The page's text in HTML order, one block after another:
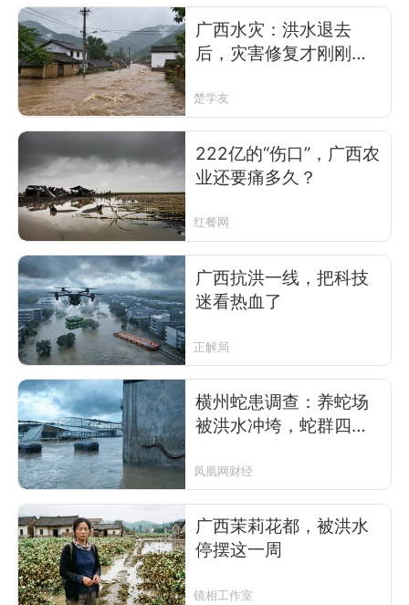
广西水灾：洪水退去
后，灾害修复才刚刚开
楚学友
222亿的“伤口”，广西农
业还要痛多久？
红餐网
广西抗洪一线，把科技
迷看热血了
正解局
横州蛇患调查：养蛇场
被洪水冲垮，蛇群四
凤凰网财经
广西茉莉花都，被洪水
停摆这一周
镜相工作室